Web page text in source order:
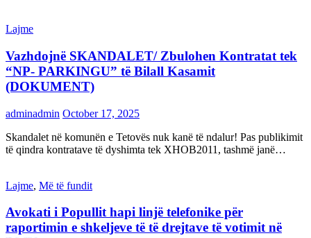
Lajme
Vazhdojnë SKANDALET/ Zbulohen Kontratat tek
“NP- PARKINGU” të Bilall Kasamit
(DOKUMENT)
adminadmin October 17, 2025
Skandalet në komunën e Tetovës nuk kanë të ndalur! Pas publikimit
të qindra kontratave të dyshimta tek XHOB2011, tashmë janë…
Lajme, Më të fundit
Avokati i Popullit hapi linjë telefonike për
raportimin e shkeljeve të të drejtave të votimit në